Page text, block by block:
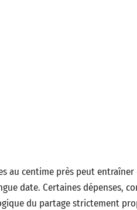
au centime près peut
date. Certaines dépenses,
du partage strictement